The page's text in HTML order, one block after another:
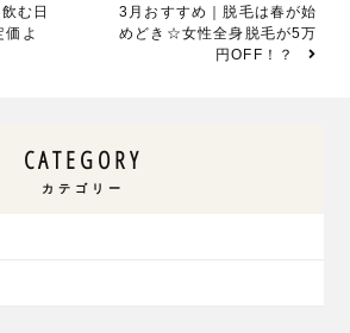
む日
価よ
3月おすすめ｜脱毛は春が始
めどき☆女性全身脱毛が5万
円OFF！？
CATEGORY
カテゴリー